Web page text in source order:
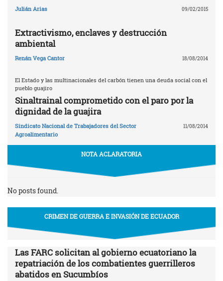
Julián Arias 09/02/2015
Extractivismo, enclaves y destrucción
ambiental
Renán Vega Cantor 18/08/2014
El Estado y las multinacionales del carbón tienen una deuda social con el
pueblo guajiro
Sinaltrainal comprometido con el paro por la
dignidad de la guajira
Sindicato Nacional de Trabajadores del Sector
Agroalimentario
11/08/2014
NOTA ACLARATORIA
No posts found.
CRIMEN DE GUERRA E INVASIÓN DE ECUADOR
Las FARC solicitan al gobierno ecuatoriano la
repatriación de los combatientes guerrilleros
abatidos en Sucumbíos